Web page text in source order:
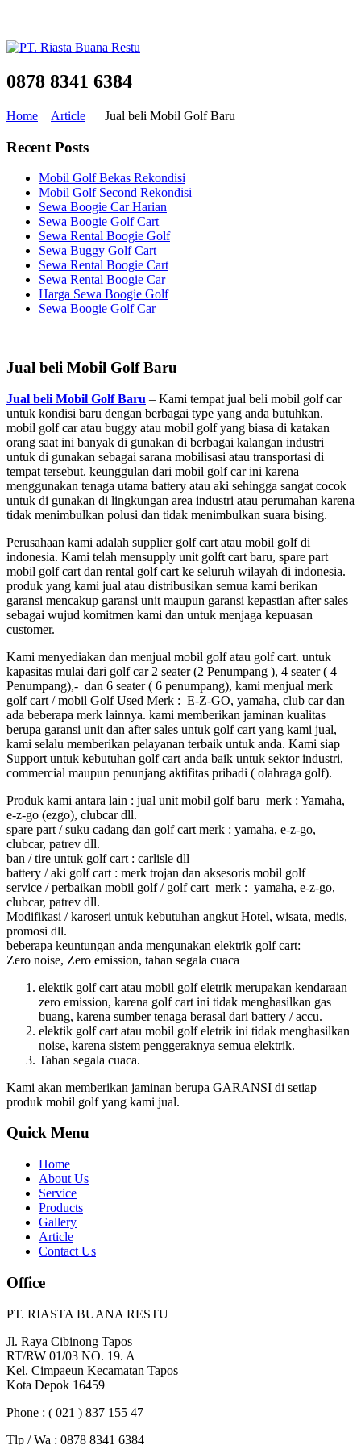
0878 8341 6384
Home Article Jual beli Mobil Golf Baru
Recent Posts
Mobil Golf Bekas Rekondisi
Mobil Golf Second Rekondisi
Sewa Boogie Car Harian
Sewa Boogie Golf Cart
Sewa Rental Boogie Golf
Sewa Buggy Golf Cart
Sewa Rental Boogie Cart
Sewa Rental Boogie Car
Harga Sewa Boogie Golf
Sewa Boogie Golf Car
Jual beli Mobil Golf Baru
Jual beli Mobil Golf Baru – Kami tempat jual beli mobil golf car
untuk kondisi baru dengan berbagai type yang anda butuhkan.
mobil golf car atau buggy atau mobil golf yang biasa di katakan
orang saat ini banyak di gunakan di berbagai kalangan industri
untuk di gunakan sebagai sarana mobilisasi atau transportasi di
tempat tersebut. keunggulan dari mobil golf car ini karena
menggunakan tenaga utama battery atau aki sehingga sangat cocok
untuk di gunakan di lingkungan area industri atau perumahan karena
tidak menimbulkan polusi dan tidak menimbulkan suara bising.
Perusahaan kami adalah supplier golf cart atau mobil golf di
indonesia. Kami telah mensupply unit golft cart baru, spare part
mobil golf cart dan rental golf cart ke seluruh wilayah di indonesia.
produk yang kami jual atau distribusikan semua kami berikan
garansi mencakup garansi unit maupun garansi kepastian after sales
sebagai wujud komitmen kami dan untuk menjaga kepuasan
customer.
Kami menyediakan dan menjual mobil golf atau golf cart. untuk
kapasitas mulai dari golf car 2 seater (2 Penumpang ), 4 seater ( 4
Penumpang),- dan 6 seater ( 6 penumpang), kami menjual merk
golf cart / mobil Golf Used Merk : E-Z-GO, yamaha, club car dan
ada beberapa merk lainnya. kami memberikan jaminan kualitas
berupa garansi unit dan after sales untuk golf cart yang kami jual,
kami selalu memberikan pelayanan terbaik untuk anda. Kami siap
Support untuk kebutuhan golf cart anda baik untuk sektor industri,
commercial maupun penunjang aktifitas pribadi ( olahraga golf).
Produk kami antara lain : jual unit mobil golf baru merk : Yamaha,
e-z-go (ezgo), clubcar dll.
spare part / suku cadang dan golf cart merk : yamaha, e-z-go,
clubcar, patrev dll.
ban / tire untuk golf cart : carlisle dll
battery / aki golf cart : merk trojan dan aksesoris mobil golf
service / perbaikan mobil golf / golf cart merk : yamaha, e-z-go,
clubcar, patrev dll.
Modifikasi / karoseri untuk kebutuhan angkut Hotel, wisata, medis,
promosi dll.
beberapa keuntungan anda mengunakan elektrik golf cart:
Zero noise, Zero emission, tahan segala cuaca
elektik golf cart atau mobil golf eletrik merupakan kendaraan
zero emission, karena golf cart ini tidak menghasilkan gas
buang, karena sumber tenaga berasal dari battery / accu.
elektik golf cart atau mobil golf eletrik ini tidak menghasilkan
noise, karena sistem penggeraknya semua elektrik.
Tahan segala cuaca.
Kami akan memberikan jaminan berupa GARANSI di setiap
produk mobil golf yang kami jual.
Quick Menu
Home
About Us
Service
Products
Gallery
Article
Contact Us
Office
PT. RIASTA BUANA RESTU
Jl. Raya Cibinong Tapos
RT/RW 01/03 NO. 19. A
Kel. Cimpaeun Kecamatan Tapos
Kota Depok 16459
Phone : ( 021 ) 837 155 47
Tlp / Wa : 0878 8341 6384